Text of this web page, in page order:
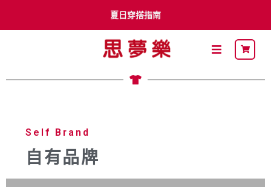
夏日穿搭指南
李多慧 x Shimamura
Self Brand
自有品牌